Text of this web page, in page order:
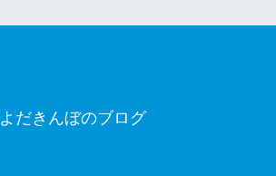
よだきんぼのブログ